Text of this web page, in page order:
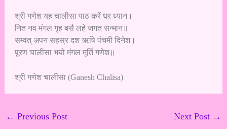
श्री गणेश यह चालीसा पाठ करें धर ध्यान।
नित नव मंगल गृह बसै लहे जगत सन्मान॥
सम्वत् अपन सहस्र दश ऋषि पंचमी दिनेश।
पूरण चालीसा भयो मंगल मूर्ति गणेश॥
श्री गणेश चालीसा (Ganesh Chalisa)
← Previous Post Next Post →